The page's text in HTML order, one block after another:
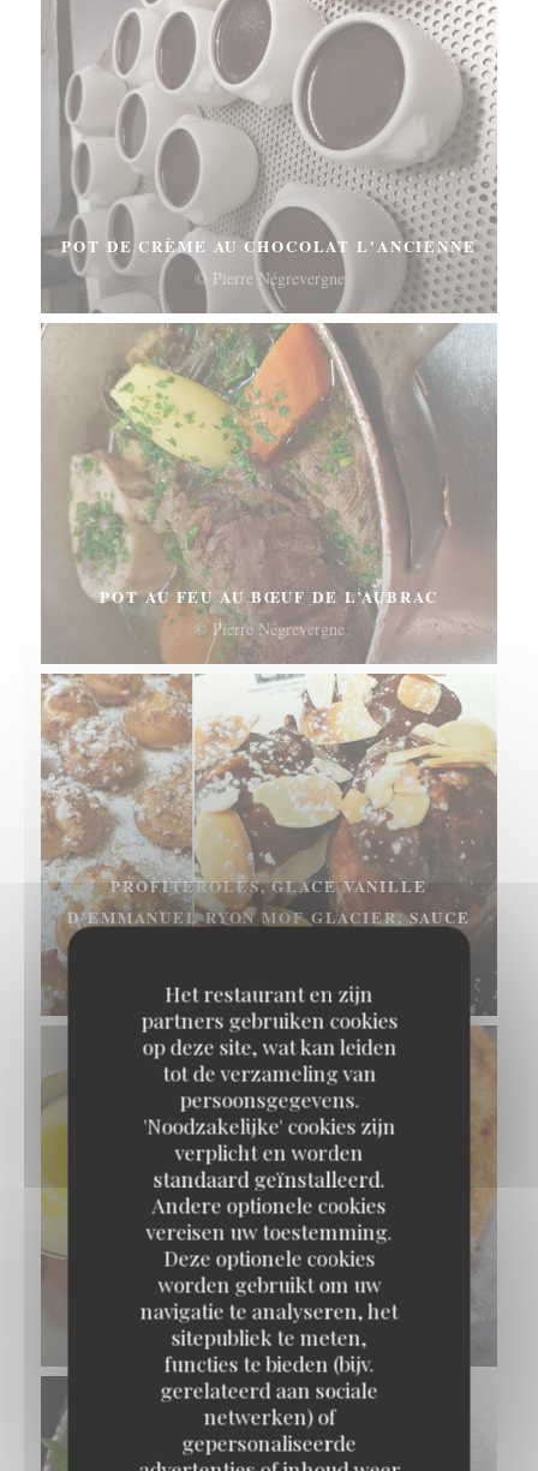
Het restaurant en zijn
partners gebruiken cookies
op deze site, wat kan leiden
tot de verzameling van
persoonsgegevens.
'Noodzakelijke' cookies zijn
verplicht en worden
standaard geïnstalleerd.
Andere optionele cookies
vereisen uw toestemming.
Deze optionele cookies
worden gebruikt om uw
navigatie te analyseren, het
sitepubliek te meten,
functies te bieden (bijv.
gerelateerd aan sociale
netwerken) of
gepersonaliseerde
POT DE CRÈME AU CHOCOLAT L'ANCIENNE
© Pierre Négrevergne
POT AU FEU AU BŒUF DE L’AUBRAC
© Pierre Négrevergne
PROFITEROLES, GLACE VANILLE
D’EMMANUEL RYON MOF GLACIER, SAUCE
SOLE DE PETITS BATEAUX FRANÇAIS
POÊLÉE MEUNIÈRE, POMME PURÉE
© Pierre Négrevergne